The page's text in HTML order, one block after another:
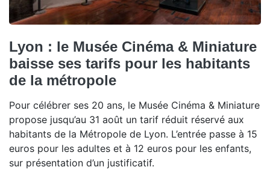
Lyon : le Musée Cinéma & Miniature
baisse ses tarifs pour les habitants
de la métropole
Pour célébrer ses 20 ans, le Musée Cinéma & Miniature
propose jusqu’au 31 août un tarif réduit réservé aux
habitants de la Métropole de Lyon. L’entrée passe à 15
euros pour les adultes et à 12 euros pour les enfants,
sur présentation d’un justificatif.